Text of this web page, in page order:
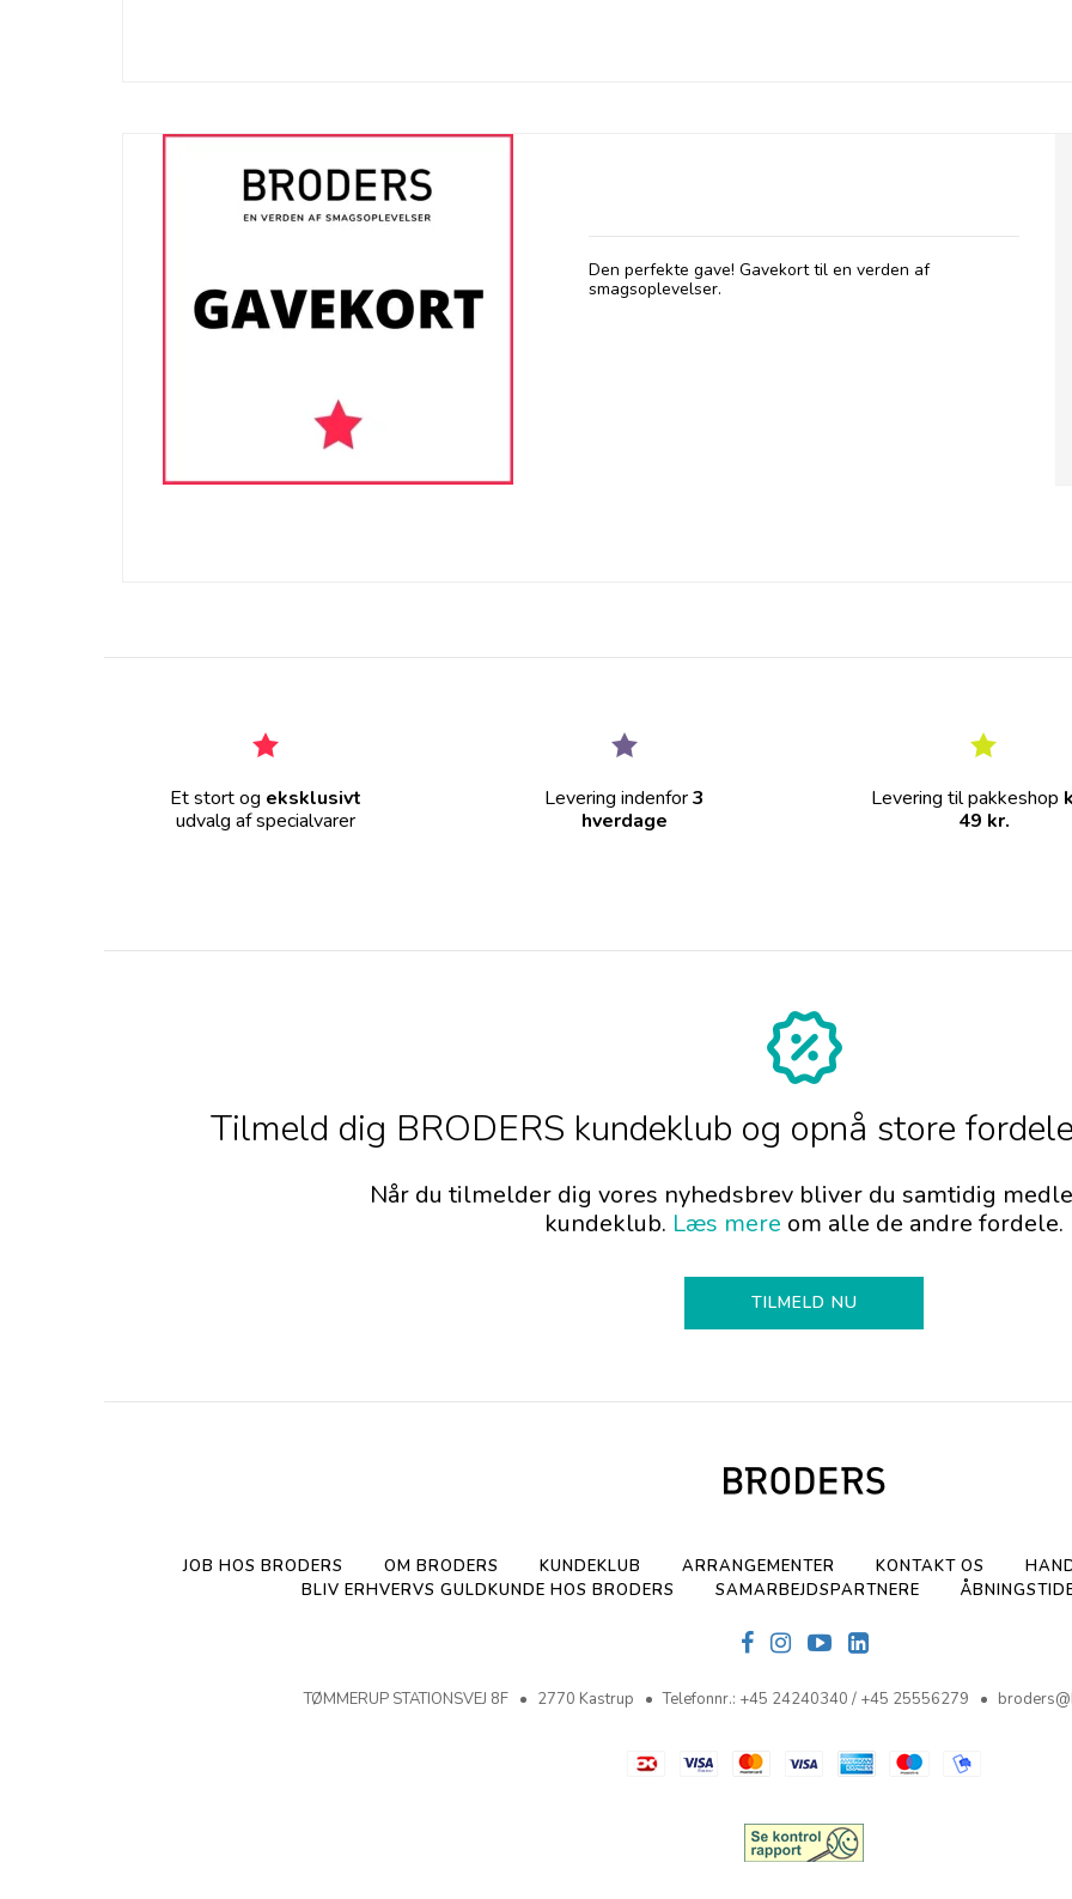
Den perfekte gave! Gavekort til en verden af
smagsoplevelser.
Et stort og eksklusivt
udvalg af specialvarer
Levering indenfor3
hverdage
Levering til pakkeshop
49 kr.
Tilmeld dig BRODERS kundeklub og opnå store
Når du tilmelder dig vores nyhedsbrev bliver du samtidig
kundeklub. Læs mere om alle de andre fordele.
TILMELD NU
JOB HOS BRODERS OM BRODERS KUNDEKLUB ARRANGEMENTER KONTAKT OS
BLIV ERHVERVS GULDKUNDE HOS BRODERS
SAMARBEJDSPARTNERE
TØMMERUP STATIONSVEJ 8F 2770 Kastrup Telefonnr.: +45 24240340 / +45 25556279